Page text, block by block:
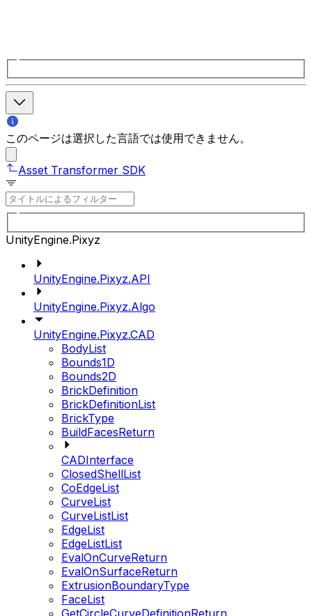
このページは選択した言語では使用できません。
Asset Transformer SDK
UnityEngine.Pixyz
UnityEngine.Pixyz.API
UnityEngine.Pixyz.Algo
UnityEngine.Pixyz.CAD
BodyList
Bounds1D
Bounds2D
BrickDefinition
BrickDefinitionList
BrickType
BuildFacesReturn
CADInterface
ClosedShellList
CoEdgeList
CurveList
CurveListList
EdgeList
EdgeListList
EvalOnCurveReturn
EvalOnSurfaceReturn
ExtrusionBoundaryType
FaceList
GetCircleCurveDefinitionReturn